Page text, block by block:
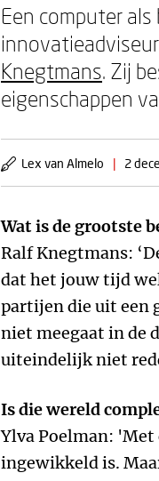
Een computer
innovatieadviseur
Knegtmans. Zij
eigenschappen
Lex van Almelo | 2
Wat is de grootste
Ralf Knegtmans:
dat het jouw tijd
partijen die uit een
niet meegaat in de
uiteindelijk niet
Is die wereld
Ylva Poelman:
ingewikkeld is.